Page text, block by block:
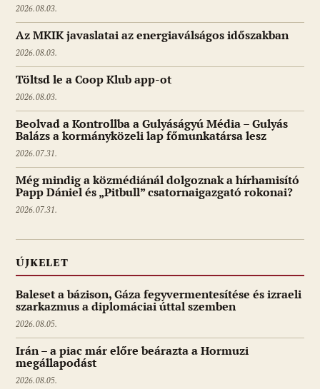
2026.08.03.
Az MKIK javaslatai az energiaválságos időszakban
2026.08.03.
Töltsd le a Coop Klub app-ot
2026.08.03.
Beolvad a Kontrollba a Gulyáságyú Média – Gulyás
Balázs a kormányközeli lap főmunkatársa lesz
2026.07.31.
Még mindig a közmédiánál dolgoznak a hírhamisító
Papp Dániel és „Pitbull” csatornaigazgató rokonai?
2026.07.31.
ÚJKELET
Baleset a bázison, Gáza fegyvermentesítése és izraeli
szarkazmus a diplomáciai úttal szemben
2026.08.05.
Irán – a piac már előre beárazta a Hormuzi
megállapodást
2026.08.05.